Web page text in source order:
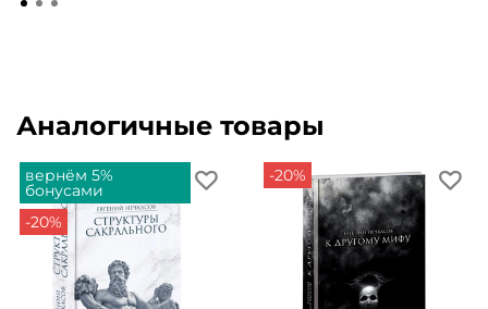
Аналогичные товары
вернём 5%
бонусами
-20%
-20%